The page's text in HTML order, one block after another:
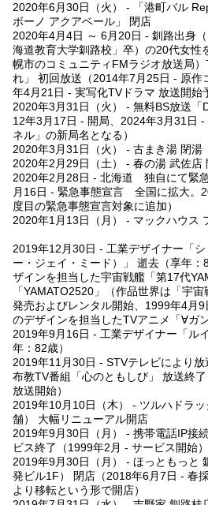
2020年6月30日（火） - 「港町バル
ボーノ アクアベール」 閉店
2020年4月4日 ～ 6月20日 - 釧路出身
海道教育大学釧路校」卒）の20代女性
幌市のコミュニティFMラジオ放送局）
れ」 初回放送（2014年7月25日 - 原作
年4月21日 - 実写化TVドラマ 放送開始
2020年3月31日（火） - 無料BS放送「
12年3月17日 - 開局、2024年3月31日
ネル」の新局名となる）
2020年3月31日（火） - 古まき湯 閉湯
2020年2月29日（土） - 春の湯 武佐店
2020年2月28日 - 北海道 独自にて緊
月16日 - 緊急事態宣言 全国に拡大。
度目の緊急事態宣言対象に追加）
2020年1月13日（月） - マックハウス
2019年12月30日 - 工業デザイナー「
ー・ジェイ・ミード）」 逝去（享年
ザインを担当した宇宙戦艦「第17代
「YAMATO2520」（作品世界は「宇
発売およびレンタル開始、1999年4月
のデザインを担当したTVアニメ「∀ガ
2019年9月16日 - 工業デザイナー「ル
年：82歳）
2019年11月30日 - STVテレビにより
布教TV番組「心のともしび」 放送終
放送開始）
2019年10月10日（木） - ツルハドラ
舗） 大幅リニューアル開店
2019年9月30日（月） - 携帯電話IP接
ビス終了（1999年2月 - サービス開始）
2019年9月30日（月） - ほっともっと
発ビル1F） 閉店（2018年6月7日 - 春
より移転という形で開店）